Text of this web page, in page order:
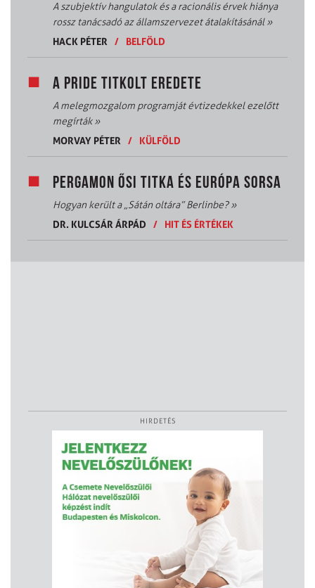
A szubjektív hangulatok és a racionális érvek hiánya
rossz tanácsadó az államszervezet átalakításánál»
HACK PÉTER / BELFÖLD
A PRIDE TITKOLT EREDETE
A melegmozgalom programját évtizedekkel ezelőtt
megírták»
MORVAY PÉTER / KÜLFÖLD
PERGAMON ŐSI TITKA ÉS EURÓPA SORSA
Hogyan került a „Sátán oltára” Berlinbe?»
DR. KULCSÁR ÁRPÁD
/ HIT ÉS ÉRTÉKEK
HIRDETÉS